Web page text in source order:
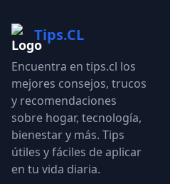
Tips.CL
Encuentra en tips.cl los
mejores consejos, trucos
y recomendaciones
sobre hogar, tecnología,
bienestar y más. Tips
útiles y fáciles de aplicar
en tu vida diaria.